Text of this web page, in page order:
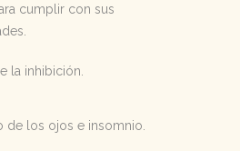
cumplir con sus
la inhibición.
de los ojos e insomnio.